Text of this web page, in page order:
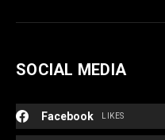
SOCIAL MEDIA
Facebook LIKES